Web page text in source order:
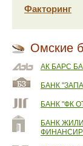
Факторинг
Омские
АК БАРС
БАНК
БАНК "ФК
БАНК